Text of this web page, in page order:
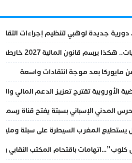
دورية جديدة لوهبي لتنظيم إجراءات
قانون المالية 2027 خارطة المغرب المقبل
مايوركا بعد موجة انتقادات واسعة
الأوروبية تقترح تعزيز الدعم المالي
المدني الإسباني بسبتة يفتح قناة
هل يستطيع المغرب السيطرة على سبتة
كلوب”…اتهامات باقتحام المكتب النقابي